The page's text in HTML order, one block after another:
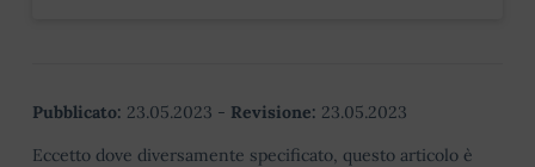
Pubblicato: 23.05.2023 - Revisione: 23.05.2023
Eccetto dove diversamente specificato, questo articolo è